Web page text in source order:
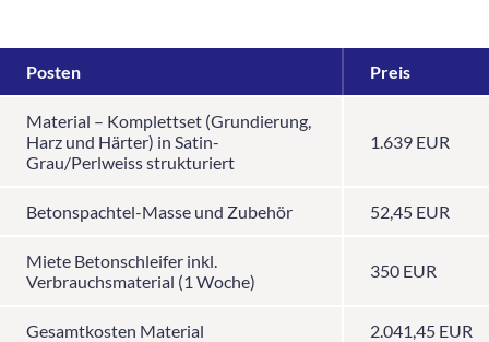
Posten Preis
Material – Komplettset (Grundierung,
Harz und Härter) in Satin-
Grau/Perlweiss strukturiert
1.639 EUR
Betonspachtel-Masse und Zubehör 52,45 EUR
Miete Betonschleifer inkl.
Verbrauchsmaterial (1 Woche)
350 EUR
Gesamtkosten Material 2.041,45 EUR